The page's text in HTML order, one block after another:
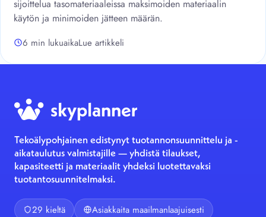
sijoittelua tasomateriaaleissa maksimoiden materiaalin
käytön ja minimoiden jätteen määrän.
6 min lukuaikaLue artikkeli
Tekoälypohjainen edistynyt tuotannonsuunnittelu ja -
aikataulutus valmistajille — yhdistä tilaukset,
kapasiteetti ja materiaalit yhdeksi luotettavaksi
tuotantosuunnitelmaksi.
29 kieltä Asiakkaita maailmanlaajuisesti